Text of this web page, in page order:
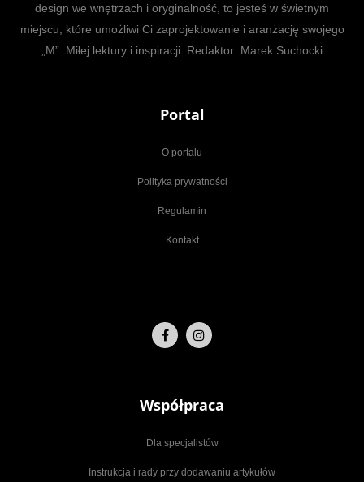
design we wnętrzach i oryginalność, to jesteś w świetnym
miejscu, które umożliwi Ci zaprojektowanie i aranżację swojego
„M”. Miłej lektury i inspiracji. Redaktor: Marek Suchocki
Portal
O portalu
Polityka prywatności
Regulamin
Kontakt
Współpraca
Dla specjalistów
Instrukcja i rady przy dodawaniu artykułów